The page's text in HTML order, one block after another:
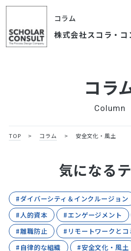
コラム
株式会社スコラ・コ
コラ
Column
TOP > コラム > 安全文化・風土
気になる
#ダイバーシティ＆インクルージョン
#人的資本
#エンゲージメント
#離職防止
#リモートワークと
#自律的な組織
#安全文化・風土